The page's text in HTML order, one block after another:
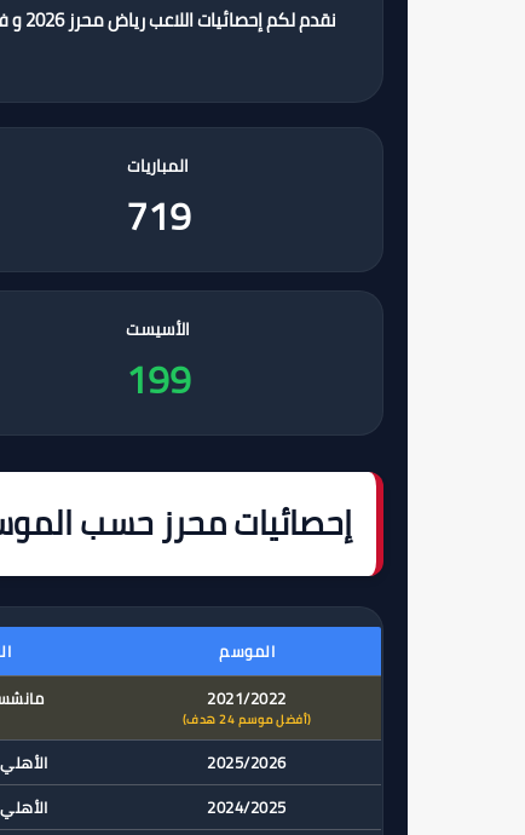
نقدم لكم إحصائيات اللاعب رياض محرز 2026 و في جميع المواسم مع الأندية و المنتخب ( أهداف و تمريرات حاسمة )
المباريات
719
الأسيست
199
إحصائيات محرز حسب
الموسم
2021/2022
(أفضل موسم 24 هدف)
2025/2026
2024/2025